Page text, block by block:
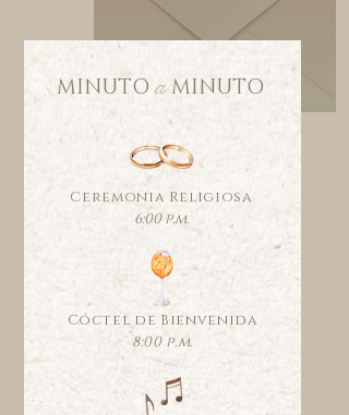
MINUTO MINUTO
a
Ceremonia Religiosa
6:00 p.m.
Cóctel de Bienvenida
8:00 p.m.